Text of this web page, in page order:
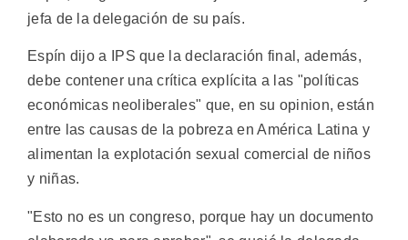
jefa de la delegación de su país.
Espín dijo a IPS que la declaración final, además,
debe contener una crítica explícita a las "políticas
económicas neoliberales" que, en su opinion, están
entre las causas de la pobreza en América Latina y
alimentan la explotación sexual comercial de niños
y niñas.
"Esto no es un congreso, porque hay un documento